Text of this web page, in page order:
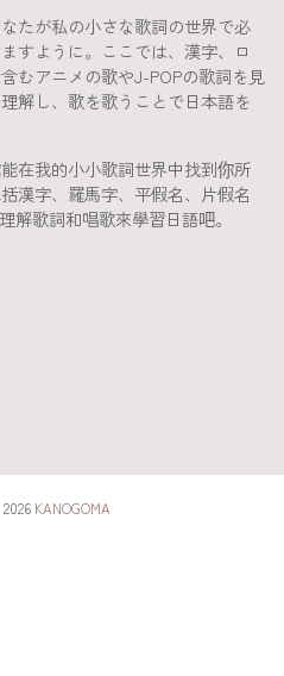
たが私の小さな歌詞の世界で必
すように。ここでは、漢字、ロ
むアニメの歌やJ-POPの歌詞を見
解し、歌を歌うことで日本語を
在我的小小歌詞世界中找到你所
漢字、羅馬字、平假名、片假名
解歌詞和唱歌來學習日語吧。
KANOGOMA